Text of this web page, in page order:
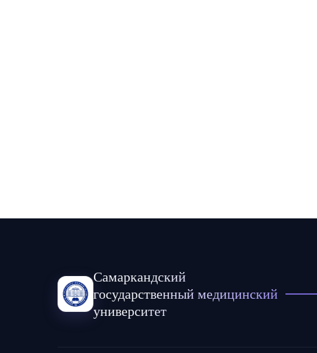
Самаркандский
государственный медицинский
университет